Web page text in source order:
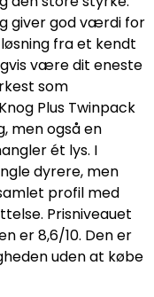
giver god værdi for
fra et kendt
være dit eneste
som
Plus Twinpack
men også en
ét lys. I
dyrere, men
profil med
Prisniveauet
er 8,6/10. Den er
uden at købe